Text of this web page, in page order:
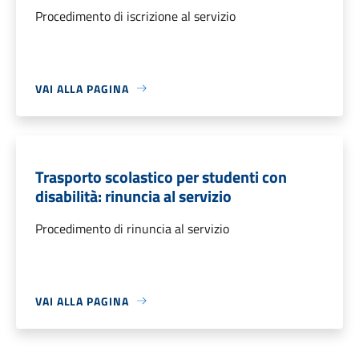
Procedimento di iscrizione al servizio
VAI ALLA PAGINA
Trasporto scolastico per studenti con
disabilità: rinuncia al servizio
Procedimento di rinuncia al servizio
VAI ALLA PAGINA